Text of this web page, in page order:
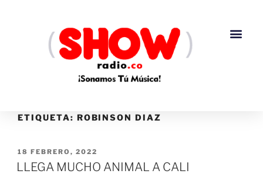
ETIQUETA: ROBINSON DIAZ
18 FEBRERO, 2022
LLEGA MUCHO ANIMAL A CALI